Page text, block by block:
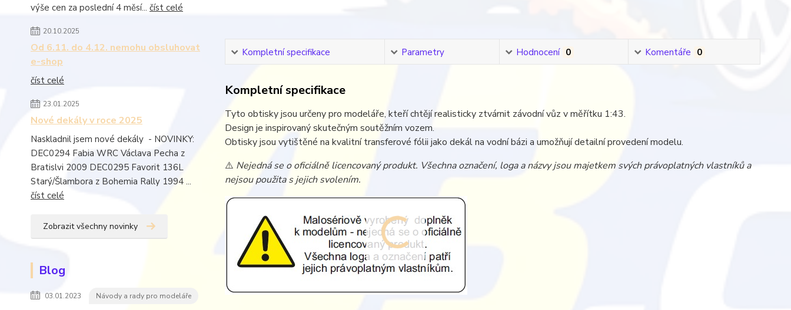
výše cen za poslední 4 měsí... číst celé
20.10.2025
Od 6.11. do 4.12. nemohu obsluhovat
e-shop
číst celé
23.01.2025
Nové dekály v roce 2025
Naskladnil jsem nové dekály - NOVINKY:
DEC0294 Fabia WRC Václava Pecha z
Bratislvi 2009 DEC0295 Favorit 136L
Starý/Šlambora z Bohemia Rally 1994 ...
číst celé
Zobrazit všechny novinky
Blog
03.01.2023 Návody a rady pro modeláře
Kompletní specifikace Parametry Hodnocení 0 Komentáře 0
Kompletní specifikace
Tyto obtisky jsou určeny pro modeláře, kteří chtějí realisticky ztvárnit závodní vůz v měřítku 1:43.
Design je inspirovaný skutečným soutěžním vozem.
Obtisky jsou vytištěné na kvalitní transferové fólii jako dekál na vodní bázi a umožňují detailní provedení modelu.
⚠️ Nejedná se o oficiálně licencovaný produkt. Všechna označení, loga a názvy jsou majetkem svých právoplatných vlastníků a
nejsou použita s jejich svolením.